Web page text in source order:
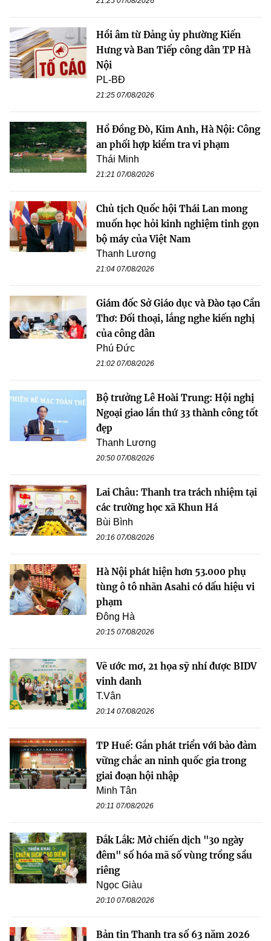
Hồi âm từ Đảng ủy phường Kiến
Hưng và Ban Tiếp công dân TP Hà
Nội
PL-BĐ
21:25 07/08/2026
Hồ Đồng Đò, Kim Anh, Hà Nội: Công
an phối hợp kiểm tra vi phạm
Thái Minh
21:21 07/08/2026
Chủ tịch Quốc hội Thái Lan mong
muốn học hỏi kinh nghiệm tinh gọn
bộ máy của Việt Nam
Thanh Lương
21:04 07/08/2026
Giám đốc Sở Giáo dục và Đào tạo Cần
Thơ: Đối thoại, lắng nghe kiến nghị
của công dân
Phú Đức
21:02 07/08/2026
Bộ trưởng Lê Hoài Trung: Hội nghị
Ngoại giao lần thứ 33 thành công tốt
đẹp
Thanh Lương
20:50 07/08/2026
Lai Châu: Thanh tra trách nhiệm tại
các trường học xã Khun Há
Bùi Bình
20:16 07/08/2026
Hà Nội phát hiện hơn 53.000 phụ
tùng ô tô nhãn Asahi có dấu hiệu vi
phạm
Đông Hà
20:15 07/08/2026
Vẽ ước mơ, 21 họa sỹ nhí được BIDV
vinh danh
T.Vân
20:14 07/08/2026
TP Huế: Gắn phát triển với bảo đảm
vững chắc an ninh quốc gia trong
giai đoạn hội nhập
Minh Tân
20:11 07/08/2026
Đắk Lắk: Mở chiến dịch "30 ngày
đêm" số hóa mã số vùng trồng sầu
riêng
Ngọc Giàu
20:10 07/08/2026
Bản tin Thanh tra số 63 năm 2026